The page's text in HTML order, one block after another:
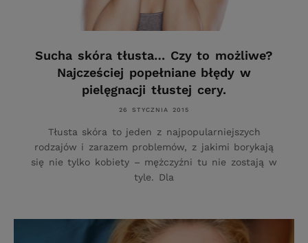
Sucha skóra tłusta… Czy to możliwe?
Najcześciej popełniane błędy w
pielęgnacji tłustej cery.
26 STYCZNIA 2015
Tłusta skóra to jeden z najpopularniejszych
rodzajów i zarazem problemów, z jakimi borykają
się nie tylko kobiety – mężczyźni tu nie zostają w
tyle. Dla